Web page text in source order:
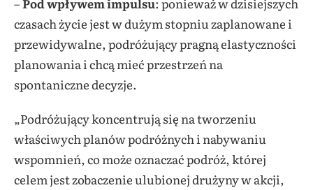
czasach życie jest w dużym stopniu zaplanowane i
przewidywalne, podróżujący pragną elastyczności
planowania i chcą mieć przestrzeń na
spontaniczne decyzje.
„Podróżujący koncentrują się na tworzeniu
właściwych planów podróżnych i nabywaniu
wspomnień, co może oznaczać podróż, której
celem jest zobaczenie ulubionej drużyny w akcji,